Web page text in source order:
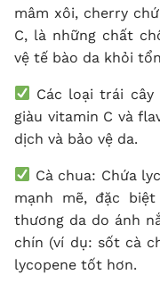
mâm xôi, cherry
C, là những chất
vệ tế bào da khỏi
Các loại trái cây
giàu vitamin C và
dịch và bảo vệ da.
Cà chua: Chứa
mạnh mẽ, đặc
thương da do ánh
chín (ví dụ: sốt cà
lycopene tốt hơn.